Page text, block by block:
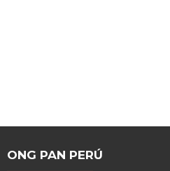
ONG PAN PERÚ